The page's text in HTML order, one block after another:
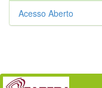
Acesso Aberto